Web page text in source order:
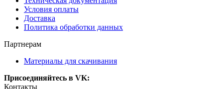
Условия оплаты
Доставка
Политика обработки данных
Партнерам
Материалы для скачивания
Присоединяйтесь в VK:
Контакты